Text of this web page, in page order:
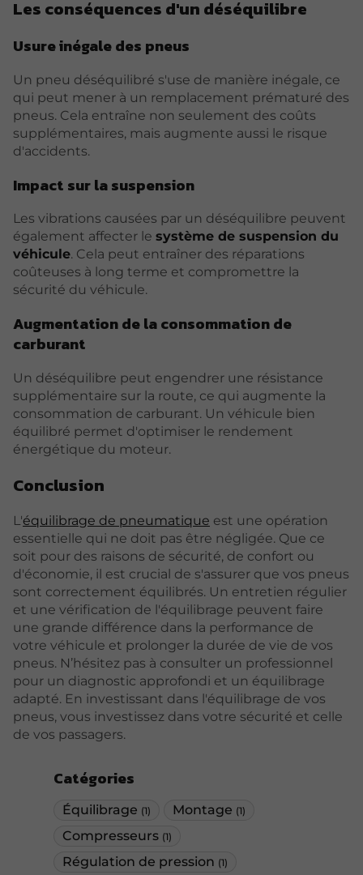
Catégories
Équilibrage (1) Montage (1)
Compresseurs (1)
Régulation de pression (1)
Les conséquences d'un déséquilibre
Usure inégale des pneus
Un pneu déséquilibré s'use de manière inégale, ce
qui peut mener à un remplacement prématuré des
pneus. Cela entraîne non seulement des coûts
supplémentaires, mais augmente aussi le risque
d'accidents.
Impact sur la suspension
Les vibrations causées par un déséquilibre peuvent
également affecter le système de suspension du
véhicule. Cela peut entraîner des réparations
coûteuses à long terme et compromettre la
sécurité du véhicule.
Augmentation de la consommation de
carburant
Un déséquilibre peut engendrer une résistance
supplémentaire sur la route, ce qui augmente la
consommation de carburant. Un véhicule bien
équilibré permet d'optimiser le rendement
énergétique du moteur.
Conclusion
L'équilibrage de pneumatique est une opération
essentielle qui ne doit pas être négligée. Que ce
soit pour des raisons de sécurité, de confort ou
d'économie, il est crucial de s'assurer que vos pneus
sont correctement équilibrés. Un entretien régulier
et une vérification de l'équilibrage peuvent faire
une grande différence dans la performance de
votre véhicule et prolonger la durée de vie de vos
pneus. N’hésitez pas à consulter un professionnel
pour un diagnostic approfondi et un équilibrage
adapté. En investissant dans l'équilibrage de vos
pneus, vous investissez dans votre sécurité et celle
de vos passagers.